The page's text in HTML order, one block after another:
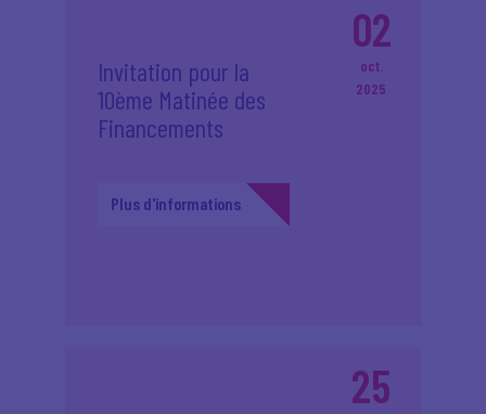
02
oct.
2025
Invitation pour la
10ème Matinée des
Financements
Plus d'informations
25